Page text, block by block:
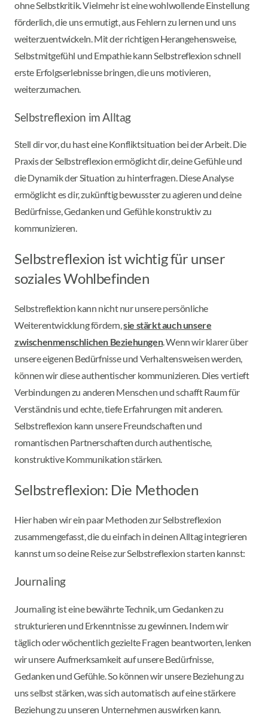
ohne Selbstkritik. Vielmehr ist eine wohlwollende Einstellung
förderlich, die uns ermutigt, aus Fehlern zu lernen und uns
weiterzuentwickeln. Mit der richtigen Herangehensweise,
Selbstmitgefühl und Empathie kann Selbstreflexion schnell
erste Erfolgserlebnisse bringen, die uns motivieren,
weiterzumachen.
Selbstreflexion im Alltag
Stell dir vor, du hast eine Konfliktsituation bei der Arbeit. Die
Praxis der Selbstreflexion ermöglicht dir, deine Gefühle und
die Dynamik der Situation zu hinterfragen. Diese Analyse
ermöglicht es dir, zukünftig bewusster zu agieren und deine
Bedürfnisse, Gedanken und Gefühle konstruktiv zu
kommunizieren.
Selbstreflexion ist wichtig für unser
soziales Wohlbefinden
Selbstreflektion kann nicht nur unsere persönliche
Weiterentwicklung fördern,sie stärkt auch unsere
zwischenmenschlichen Beziehungen. Wenn wir klarer über
unsere eigenen Bedürfnisse und Verhaltensweisen werden,
können wir diese authentischer kommunizieren. Dies vertieft
Verbindungen zu anderen Menschen und schafft Raum für
Verständnis und echte, tiefe Erfahrungen mit anderen.
Selbstreflexion kann unsere Freundschaften und
romantischen Partnerschaften durch authentische,
konstruktive Kommunikation stärken.
Selbstreflexion: Die Methoden
Hier haben wir ein paar Methoden zur Selbstreflexion
zusammengefasst, die du einfach in deinen Alltag integrieren
kannst um so deine Reise zur Selbstreflexion starten kannst:
Journaling
Journaling ist eine bewährte Technik, um Gedanken zu
strukturieren und Erkenntnisse zu gewinnen. Indem wir
täglich oder wöchentlich gezielte Fragen beantworten, lenken
wir unsere Aufmerksamkeit auf unsere Bedürfnisse,
Gedanken und Gefühle. So können wir unsere Beziehung zu
uns selbst stärken, was sich automatisch auf eine stärkere
Beziehung zu unseren Unternehmen auswirken kann.